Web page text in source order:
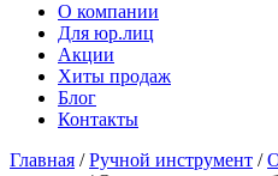
О компании
Для юр.лиц
Акции
Хиты продаж
Блог
Контакты
Главная /Ручной инструмент /